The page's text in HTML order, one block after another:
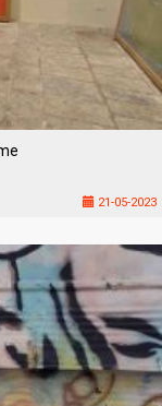
21-05-2023